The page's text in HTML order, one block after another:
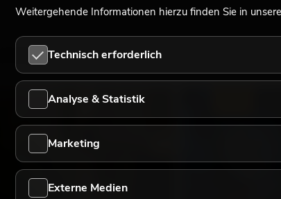
Weitergehende Informationen hierzu finden Sie in
Technisch erforderlich
Analyse & Statistik
Marketing
Externe Medien